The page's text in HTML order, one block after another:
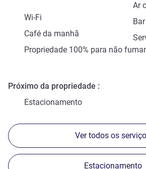
Wi-Fi
Ar
Café da manhã
Bar
Propriedade 100% para não
Próximo da propriedade
Estacionamento
Ver todos os
Estacionamento